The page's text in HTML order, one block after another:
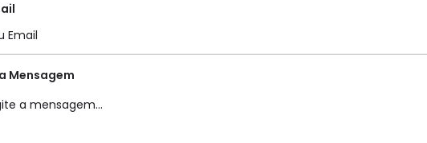
Mensagem